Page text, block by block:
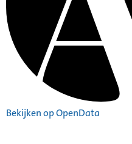
Bekijken op OpenData